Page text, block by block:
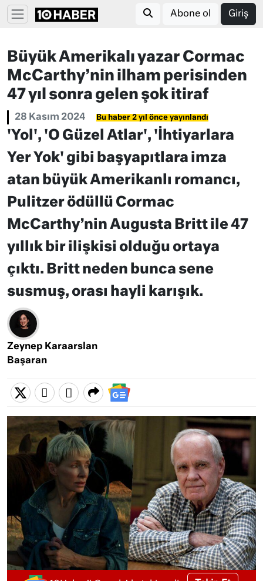
Abone ol Giriş
Büyük Amerikalı yazar Cormac
McCarthy’nin ilham perisinden
47 yıl sonra gelen şok itiraf
28 Kasım 2024 Bu haber 2 yıl önce yayınlandı
'Yol', 'O Güzel Atlar', 'İhtiyarlara
Yer Yok' gibi başyapıtlara imza
atan büyük Amerikanlı romancı,
Pulitzer ödüllü Cormac
McCarthy’nin Augusta Britt ile 47
yıllık bir ilişkisi olduğu ortaya
çıktı. Britt neden bunca sene
susmuş, orası hayli karışık.
Zeynep Karaarslan
Başaran